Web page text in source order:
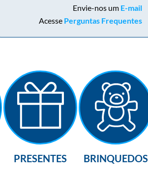
Envie-nos um E-mail
Acesse Perguntas Frequentes
PRESENTES BRINQUEDOS